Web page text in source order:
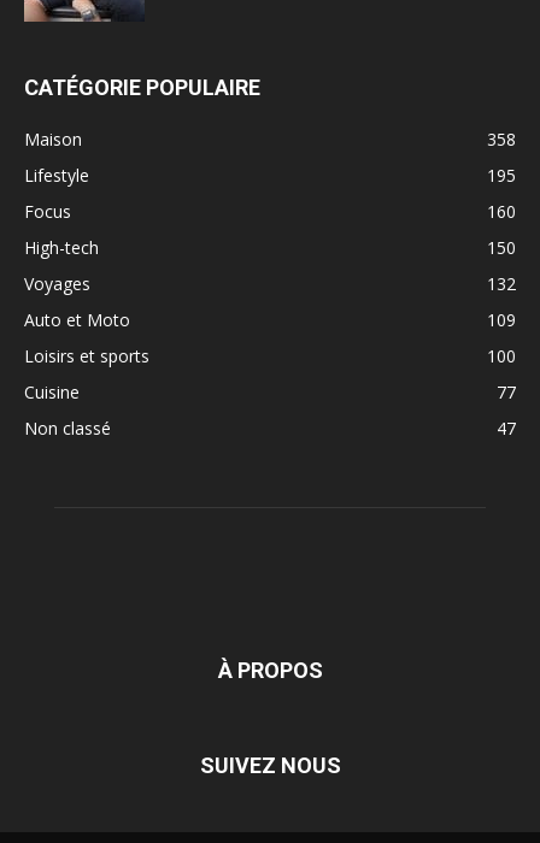
CATÉGORIE POPULAIRE
Maison
358
Lifestyle
195
Focus
160
High-tech
150
Voyages
132
Auto et Moto
109
Loisirs et sports
100
Cuisine
77
Non classé
47
À PROPOS
SUIVEZ NOUS